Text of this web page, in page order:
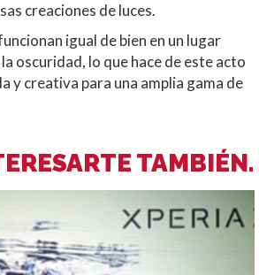
creaciones de luces.
igual de bien en un lugar
oscuridad, lo que hace de este acto
y creativa para una amplia gama de
TAMBIÉN.